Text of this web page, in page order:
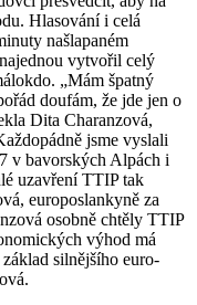
Hlasování i celá
našlapaném
vytvořil celý
„Mám špatný
doufám, že jde jen o
Dita Charanzová,
jsme vyslali
v bavorských Alpách i
uzavření TTIP tak
europoslankyně za
osobně chtěly TTIP
výhod má
silnějšího euro-